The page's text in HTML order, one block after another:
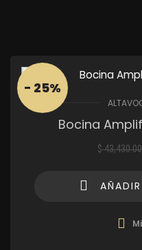
- 25%
Bocina
$43,430.00